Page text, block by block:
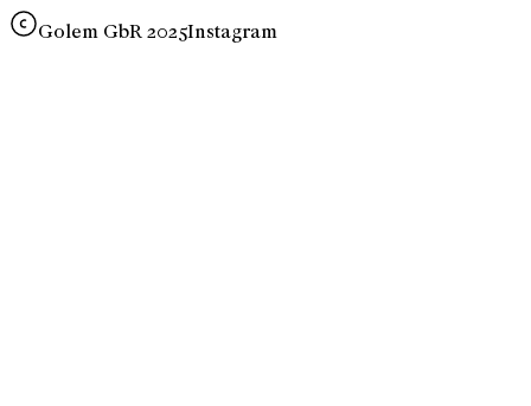
Golem GbR 2025Instagram